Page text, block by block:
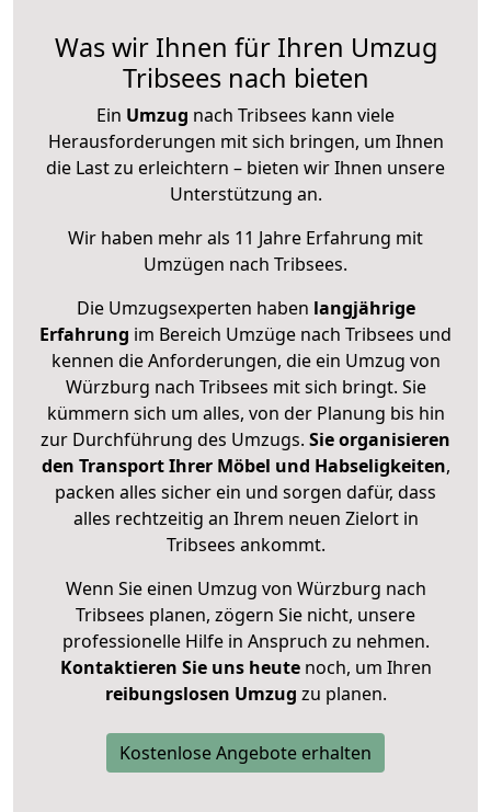
Was wir Ihnen für Ihren Umzug
Tribsees nach bieten
Ein Umzug nach Tribsees kann viele
Herausforderungen mit sich bringen, um Ihnen
die Last zu erleichtern – bieten wir Ihnen unsere
Unterstützung an.
Wir haben mehr als 11 Jahre Erfahrung mit
Umzügen nach Tribsees.
Die Umzugsexperten haben langjährige
Erfahrung im Bereich Umzüge nach Tribsees und
kennen die Anforderungen, die ein Umzug von
Würzburg nach Tribsees mit sich bringt. Sie
kümmern sich um alles, von der Planung bis hin
zur Durchführung des Umzugs. Sie organisieren
den Transport Ihrer Möbel und Habseligkeiten,
packen alles sicher ein und sorgen dafür, dass
alles rechtzeitig an Ihrem neuen Zielort in
Tribsees ankommt.
Wenn Sie einen Umzug von Würzburg nach
Tribsees planen, zögern Sie nicht, unsere
professionelle Hilfe in Anspruch zu nehmen.
Kontaktieren Sie uns heutenoch, um Ihren
reibungslosen Umzug zu planen.
Kostenlose Angebote erhalten